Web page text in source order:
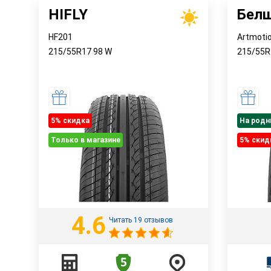
HIFLY
HF201
215/55R1798 W
5% cкидка
Только в магазине
4.6 Читать 19 отзывов
215/
На
5%